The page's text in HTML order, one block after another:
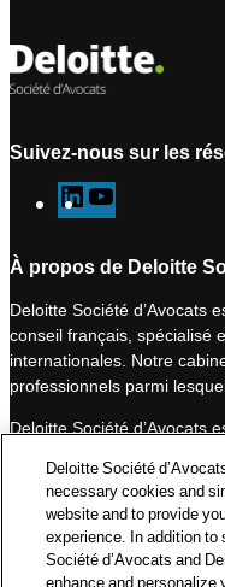
Suivez-nous sur les
L
i
k
e
d
I
n
o
T
u
b
e
À propos de Deloitte
Deloitte Société d’Avocats
conseil français, spécialisé
internationales. Notre
professionnels parmi
Deloitte Société d’Avocats
professionnels et à ce titre,
et juristes de Deloitte
Les informations
d’informer ses lecteurs de
Deloitte Société
necessary cookies and
website and to provide
experience. In addition
Société d’Avocats and
enhance and